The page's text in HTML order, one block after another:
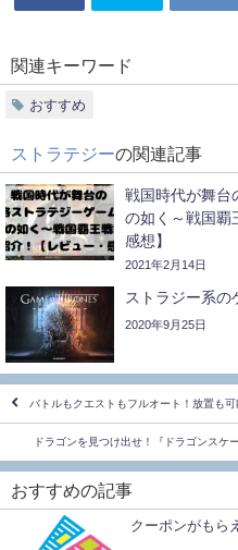
関連キーワード
おすすめ
ストラテジーの関連記事
戦国時代が舞台
の如く～戦国覇
感想】
2021年2月14日
ストラジー系の
2020年9月25日
バトルもクエストもフルオート！放置も
ドラゴンを見つけ出せ！『ドラゴンスケ
おすすめの記事
クーポンがもら